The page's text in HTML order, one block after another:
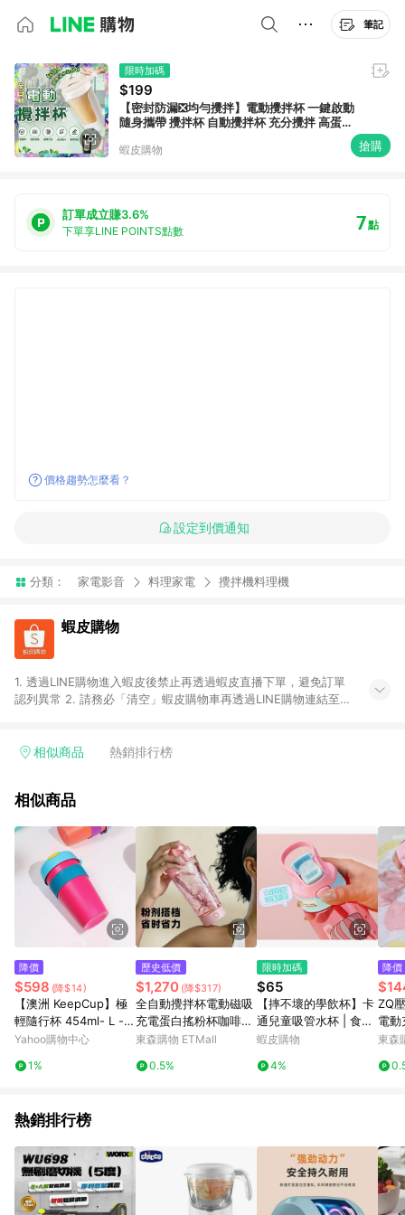
筆記
限時加碼
$199
【密封防漏❎均勻攪拌】電動攪拌杯 一鍵啟動
隨身攜帶 攪拌杯 自動攪拌杯 充分攪拌 高蛋白
蝦皮購物 搶購
訂單成立賺3.6%
下單享LINE POINTS點數 7點
價格趨勢怎麼看？
設定到價通知
分類： 家電影音 料理家電 攪拌機料理機
蝦皮購物
1. 透過LINE購物進入蝦皮後禁止再透過蝦皮直播下單，避免訂單
認列異常 2. 請務必「清空」蝦皮購物車再透過LINE購物連結至蝦
易後，想下第二張訂單，請重新從LINE購物連結至蝦皮商店進行
後之最終金額進行計算。 6. 用戶需於同一瀏覽器進行交易（若自
將拆分成不同筆訂單編號發送通知。 8. 若使用折價券折抵，可能
會有攤提折抵導致訂單金額些微落差 9. 同一商品品項(即便不同
尺寸規格)，皆會計入同一筆返點上限進行計算 10. 蝦皮會將LINE
的導購跳轉紀錄與蝦皮的會員ID進行綁定，若後續七天內未透過
其他媒體來源導入蝦皮官網，則七天內於該蝦皮帳號下訂的首筆
訂單會被蝦皮認列為該LINE用戶導購跳轉時所成立之訂單。 11.
若同一用戶使用一個以上蝦皮帳號透過LINE購物進行導購，將可
請注意以下行為將可能導致無法取得 LINE POINTS 點數回饋資
格：使用非指定之途徑及方式完成交易，或經由蝦皮系統判斷點
擊路徑不符合回饋資格或規則者。 14. 若有贈點爭議，請務必於
訂單日期+60天以內進行洽詢確認；超過60天(含)以上進行申
訴，恕無法贈點回饋。需檢附蝦皮訂單完成、LINE購物訂單記
錄，如於LINE購物訂單紀錄已呈現：「非本次前往蝦皮商店之品
斷而無法進行 LINE Points 回饋 2.若購買過程中關閉蝦皮APP，
則需重新透過LINE購物前往蝦皮商城，否則無法進行LINE
POINTS 回饋。 3.如用戶先前往蝦皮商城將商品加入購物車，後
續透過LINE購物前往至蝦皮商城將購物車結清，此方案將不列入
LINE Points 回饋 4.自 2018/10/24 起購買蝦皮拍賣商品，不符
合贈點資格 5. 透過LINE購物購買蝦皮站上「蝦皮推廣服務」之商
相似商品 熱銷排行榜
相似商品
降價
$598 (降$14)
【澳洲 KeepCup】極
輕隨行杯 454ml- L -
派對
Yahoo購物中心
1%
歷史低價
$1,270 (降$317)
全自動攪拌杯電動磁吸
充電蛋白搖粉杯咖啡杯
高檔便攜健身運動水杯
東森購物 ETMall
0.5%
限時加碼
$65
【摔不壞的學飲杯】卡
通兒童吸管水杯 | 食品
級材質 防漏防摔 | 可背
蝦皮購物
4%
降價
ZQ
電動
博士
東森
熱銷排行榜